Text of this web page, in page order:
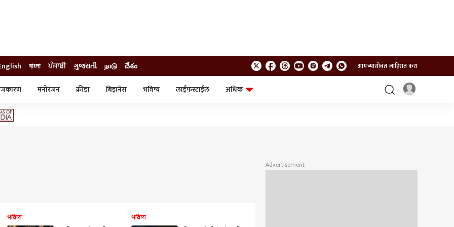
বাংলা ਪੰਜਾਬੀ ગુજરાતી நாடு దేశం आमच्यासोबत जाहिरात करा
मनोरंजन क्रीडा बिझनेस भविष्य लाईफस्टाईल
अधिक
भविष्य भविष्य
Advertisement